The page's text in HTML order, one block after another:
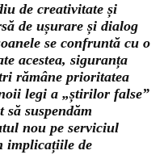
de creativitate și
de ușurare și dialog
se confruntă cu o
acestea, siguranța
rămâne prioritatea
legi a „știrilor false”
să suspendăm
nou pe serviciul
implicațiile de